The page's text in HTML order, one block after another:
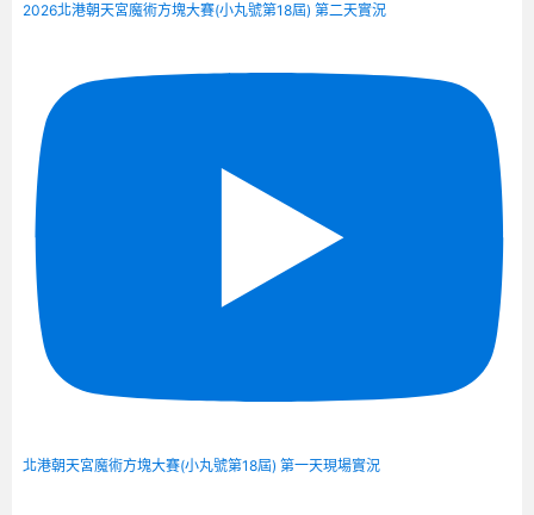
2026北港朝天宮魔術方塊大賽(小丸號第18屆) 第二天實況
北港朝天宮魔術方塊大賽(小丸號第18屆) 第一天現場實況